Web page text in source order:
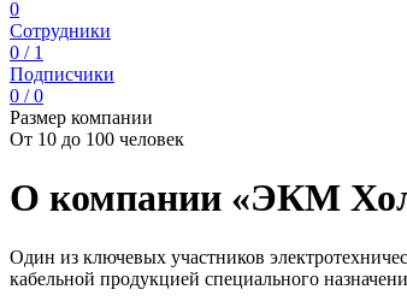
0
Сотрудники
0 / 1
Подписчики
0 / 0
Размер компании
От 10 до 100 человек
О компании «ЭКМ
Один из ключевых участников
кабельной продукцией специального